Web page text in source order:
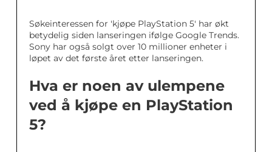
Søkeinteressen for 'kjøpe PlayStation 5' har økt
betydelig siden lanseringen ifølge Google Trends.
Sony har også solgt over 10 millioner enheter i
løpet av det første året etter lanseringen.
Hva er noen av ulempene
ved å kjøpe en PlayStation
5?